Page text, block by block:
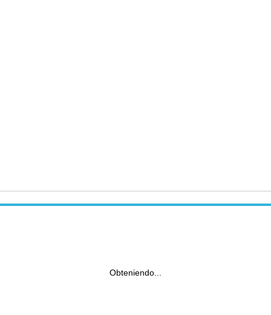
Obteniendo...